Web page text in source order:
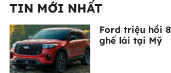
TIN MỚI NHẤT
Ford triệu hồi
ghế lái tại Mỹ